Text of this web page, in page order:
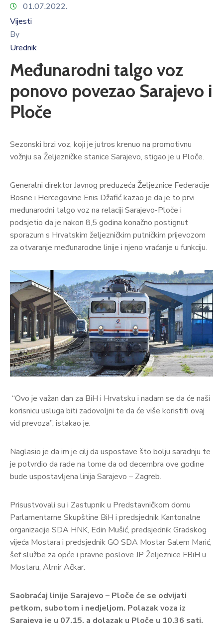
01.07.2022.
Vijesti
By
Urednik
Međunarodni talgo voz
ponovo povezao Sarajevo i
Ploče
Sezonski brzi voz, koji je jutros krenuo na promotivnu
vožnju sa Željezničke stanice Sarajevo, stigao je u Ploče.
Generalni direktor Javnog preduzeća Željeznice Federacije
Bosne i Hercegovine Enis Džafić kazao je da je to prvi
međunarodni talgo voz na relaciji Sarajevo-Ploče i
podsjetio da je nakon 8,5 godina konačno postignut
sporazum s Hrvatskim željezničkim putničkim prijevozom
za otvaranje međunarodne linije i njeno vraćanje u funkciju.
“Ovo je važan dan za BiH i Hrvatsku i nadam se da će naši
korisnicu usluga biti zadovoljni te da će više koristiti ovaj
vid prevoza”, istakao je.
Naglasio je da im je cilj da uspostave što bolju saradnju te
je potvrdio da rade na tome da od decembra ove godine
bude uspostavljena linija Sarajevo – Zagreb.
Prisustvovali su i Zastupnik u Predstavničkom domu
Parlamentarne Skupštine BiH i predsjednik Kantonalne
organizacije SDA HNK, Edin Mušić, predsjednik Gradskog
vijeća Mostara i predsjednik GO SDA Mostar Salem Marić,
šef službe za opće i pravne poslove JP Željeznice FBiH u
Mostaru, Almir Ačkar.
Saobraćaj linije Sarajevo – Ploče će se odvijati
petkom, subotom i nedjeljom. Polazak voza iz
Sarajeva je u 07.15, a dolazak u Ploče u 10.36 sati.